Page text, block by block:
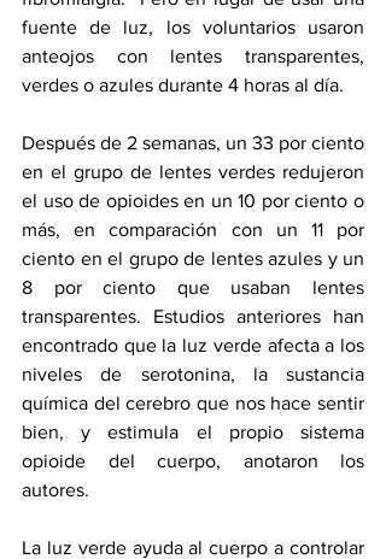
fuente de luz, los voluntarios usaron
anteojos con lentes transparentes,
verdes o azules durante 4 horas al día.
Después de 2 semanas, un 33 por ciento
en el grupo de lentes verdes redujeron
el uso de opioides en un 10 por ciento o
más, en comparación con un 11 por
ciento en el grupo de lentes azules y un
8 por ciento que usaban lentes
transparentes. Estudios anteriores han
encontrado que la luz verde afecta a los
niveles de serotonina, la sustancia
química del cerebro que nos hace sentir
bien, y estimula el propio sistema
opioide del cuerpo, anotaron los
autores.
La luz verde ayuda al cuerpo a controlar